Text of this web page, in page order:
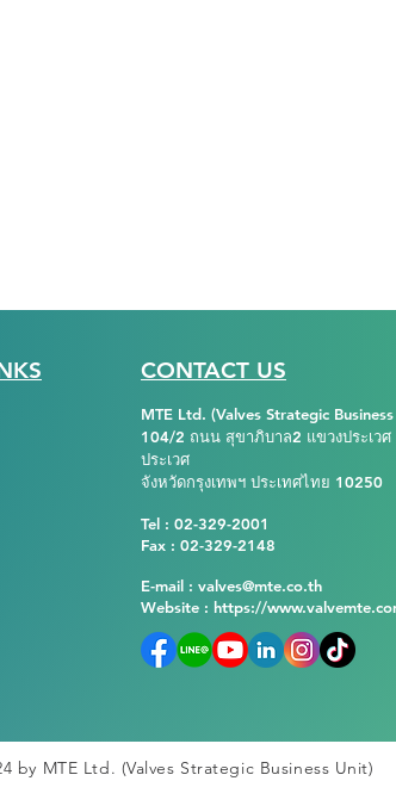
CONTACT US
MTE Ltd. (Valves Strategic
104/2 ถนน สุขาภิบาล2 แขวงประเวศ
ประเวศ
จังหวัดกรุงเทพฯ ประเทศไทย 10250
Tel : 02-329-2001
Fax : 02-329-2148
E-mail : valves@mte.co.th
Website : https://
by MTE Ltd. (Valves Strategic Business Unit)